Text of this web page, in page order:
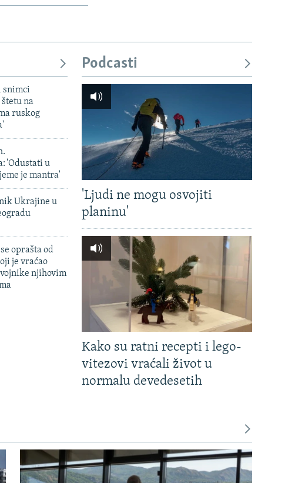
snimci
na
ruskog
'Odustati u
je mantra'
Ukrajine u
oprašta od
je vraćao
njihovim
Podcasti
'Ljudi ne mogu osvojiti
planinu'
Kako su ratni recepti i lego-
vitezovi vraćali život u
normalu devedesetih